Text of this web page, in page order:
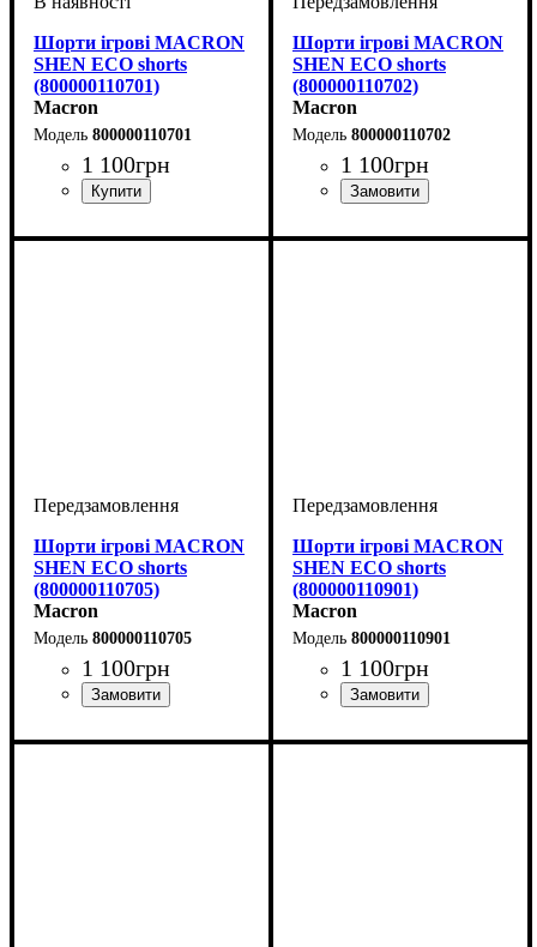
Шорти ігрові MACRON
SHEN ECO shorts
(800000110701)
Macron
800000110701
1 100грн
Шорти ігрові MACRON
SHEN ECO shorts
(800000110702)
Macron
800000110702
1 100грн
Шорти ігрові MACRON
SHEN ECO shorts
(800000110705)
Macron
800000110705
1 100грн
Шорти ігрові MACRON
SHEN ECO shorts
(800000110901)
Macron
800000110901
1 100грн